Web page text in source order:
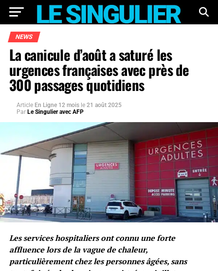
NEWS
La canicule d’août a saturé les
urgences françaises avec près de
300 passages quotidiens
Article En Ligne 12 mois le 21 août 2025
Par Le Singulier avec AFP
Les services hospitaliers ont connu une forte
affluence lors de la vague de chaleur,
particulièrement chez les personnes âgées, sans